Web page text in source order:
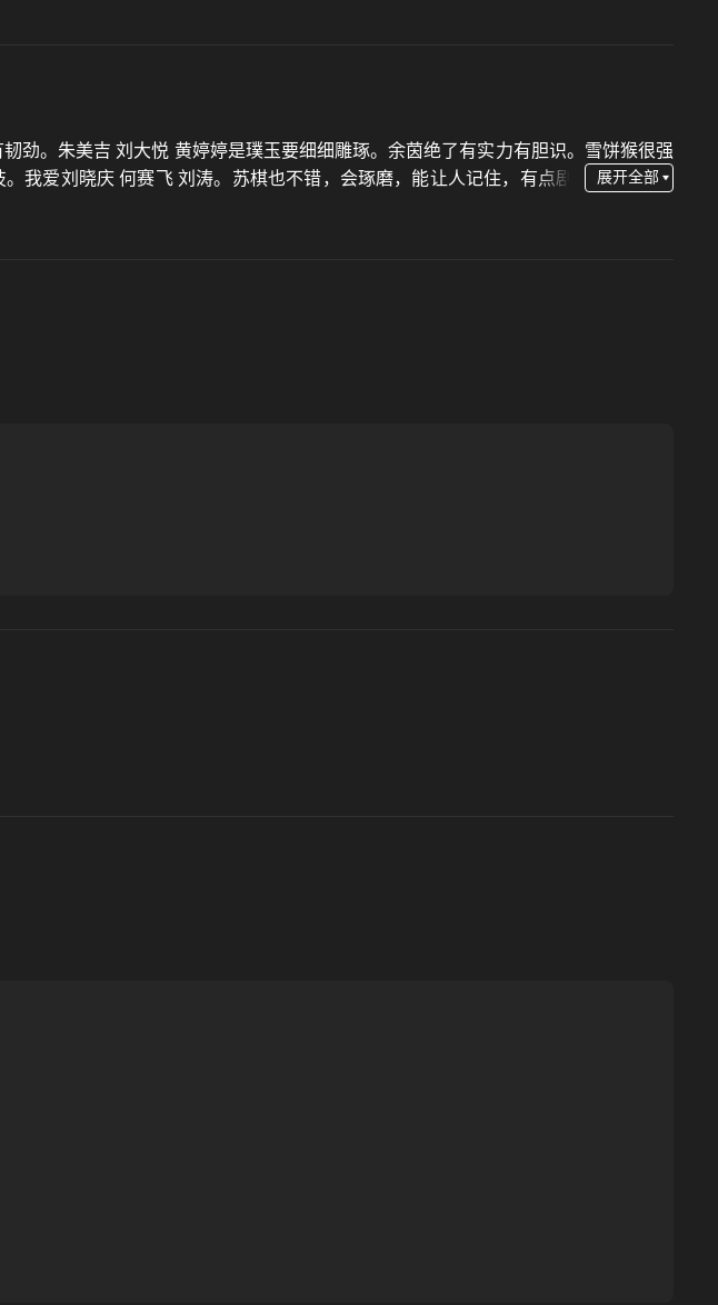
劲。朱美吉 刘大悦 黄婷婷‌是璞玉要细细雕琢。余茵绝了有实力有胆识。雪饼猴很强
我爱刘晓庆 何赛飞 刘涛。苏棋也不错，会琢磨，能让人记住，有点剧